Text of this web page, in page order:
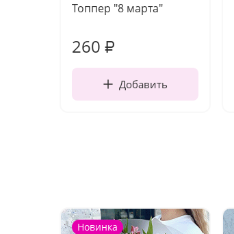
Топпер "8 марта"
260 ₽
Добавить
Новинка